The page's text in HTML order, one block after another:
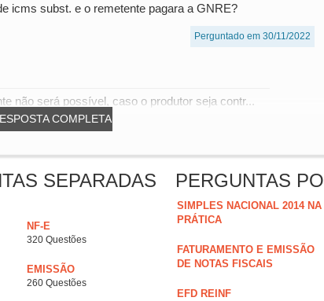
icms subst. e o remetente pagara a GNRE?
Perguntado em 30/11/2022
COMPLETA
não será possível, caso o produtor seja contr...
SEPARADAS
NF-E
320 Questões
EMISSÃO
260 Questões
PERGUNTAS
SIMPLES NACIONAL 2014 NA
PRÁTICA
FATURAMENTO E EMISSÃO
DE NOTAS FISCAIS
EFD REINF